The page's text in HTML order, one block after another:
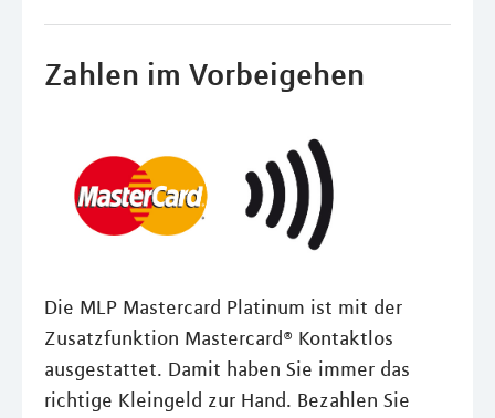
Zahlen im Vorbeigehen
Die MLP Mastercard Platinum ist mit der
Zusatzfunktion Mastercard® Kontaktlos
ausgestattet. Damit haben Sie immer das
richtige Kleingeld zur Hand. Bezahlen Sie